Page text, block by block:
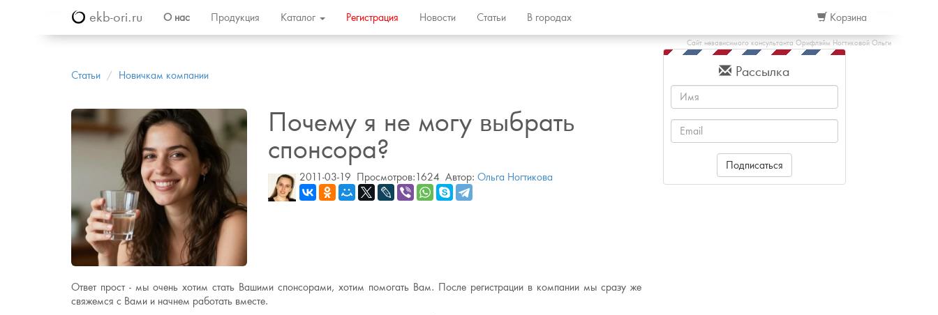
ekb-ori.ru О нас Продукция Каталог Регистрация Новости Статьи В городах Корзина
Сайт независимого консультанта Орифлэйм Ногтиковой Ольги
Статьи Новичкам компании
Почему я не могу выбрать
спонсора?
2011-03-19 Просмотров:1624 Автор:Ольга Ногтикова
Ответ прост - мы очень хотим стать Вашими спонсорами, хотим помогать Вам. После регистрации в компании мы сразу же
свяжемся с Вами и начнем работать вместе.
Рассылка
Подписаться